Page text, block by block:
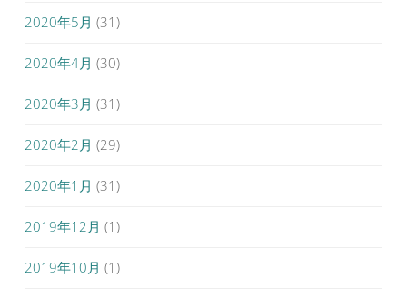
2020年5月 (31)
2020年4月 (30)
2020年3月 (31)
2020年2月 (29)
2020年1月 (31)
2019年12月 (1)
2019年10月 (1)